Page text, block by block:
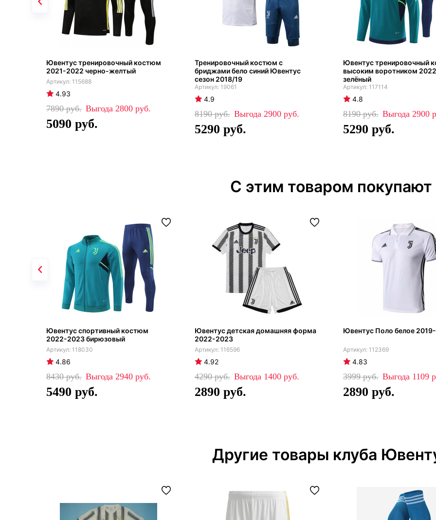
Ювентус тренировочный костюм
2021-2022 черно-желтый
115688
4.93
7890 2800
5090
Тренировочный костюм с
бриджами бело синий Ювентус
сезон 2018/19
19061
4.9
8190 2900
5290
Ювентус тренировочный
высоким воротником
зелёный
117114
4.8
8190 2900
5290
С этим товаром покупают
Ювентус спортивный костюм
2022-2023 бирюзовый
118030
4.86
8430 2940
5490
Ювентус детская домашняя форма
2022-2023
116596
4.92
4290 1400
2890
Ювентус Поло белое
112369
4.83
3999 1109
2890
Другие товары клуба